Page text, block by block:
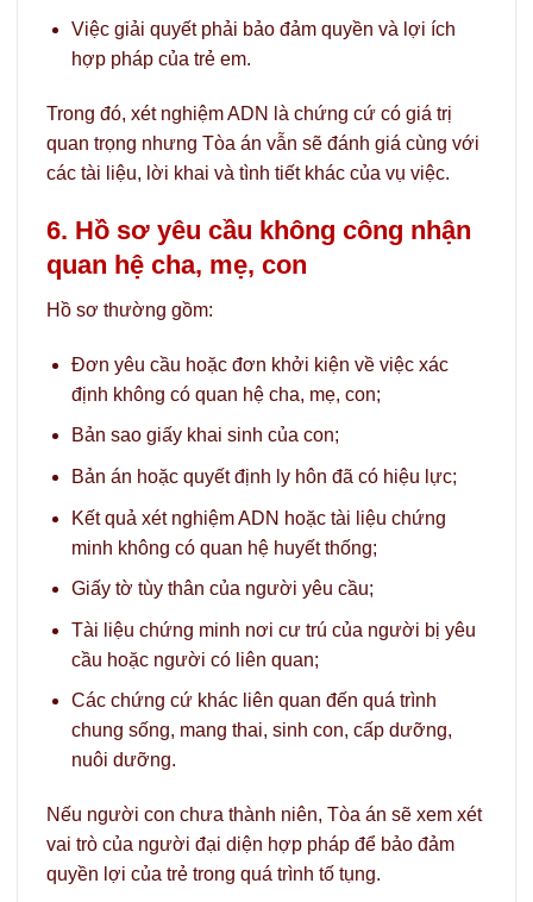
Việc giải quyết phải bảo đảm quyền và lợi ích
hợp pháp của trẻ em.
Trong đó, xét nghiệm ADN là chứng cứ có giá trị
quan trọng nhưng Tòa án vẫn sẽ đánh giá cùng với
các tài liệu, lời khai và tình tiết khác của vụ việc.
6. Hồ sơ yêu cầu không công nhận
quan hệ cha, mẹ, con
Hồ sơ thường gồm:
Đơn yêu cầu hoặc đơn khởi kiện về việc xác
định không có quan hệ cha, mẹ, con;
Bản sao giấy khai sinh của con;
Bản án hoặc quyết định ly hôn đã có hiệu lực;
Kết quả xét nghiệm ADN hoặc tài liệu chứng
minh không có quan hệ huyết thống;
Giấy tờ tùy thân của người yêu cầu;
Tài liệu chứng minh nơi cư trú của người bị yêu
cầu hoặc người có liên quan;
Các chứng cứ khác liên quan đến quá trình
chung sống, mang thai, sinh con, cấp dưỡng,
nuôi dưỡng.
Nếu người con chưa thành niên, Tòa án sẽ xem xét
vai trò của người đại diện hợp pháp để bảo đảm
quyền lợi của trẻ trong quá trình tố tụng.